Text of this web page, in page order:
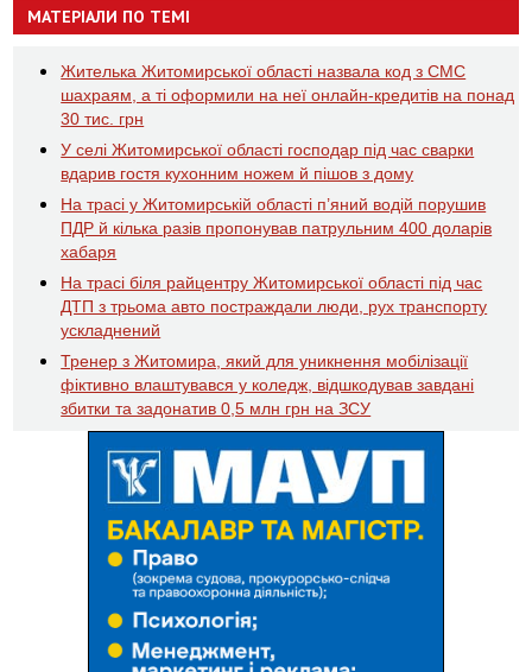
МАТЕРІАЛИ ПО ТЕМІ
Жителька Житомирської області назвала код з СМС
шахраям, а ті оформили на неї онлайн-кредитів на понад
30 тис. грн
У селі Житомирської області господар під час сварки
вдарив гостя кухонним ножем й пішов з дому
На трасі у Житомирській області п’яний водій порушив
ПДР й кілька разів пропонував патрульним 400 доларів
хабаря
На трасі біля райцентру Житомирської області під час
ДТП з трьома авто постраждали люди, рух транспорту
ускладнений
Тренер з Житомира, який для уникнення мобілізації
фіктивно влаштувався у коледж, відшкодував завдані
збитки та задонатив 0,5 млн грн на ЗСУ